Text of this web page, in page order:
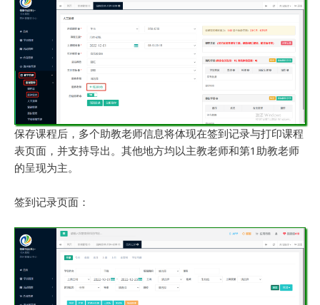
保存课程后，多个助教老师信息将体现在签到记录与打印课程
表页面，并支持导出。其他地方均以主教老师和第1助教老师
的呈现为主。
签到记录页面：